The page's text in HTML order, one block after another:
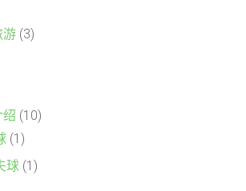
游 (3)
(10)
(1)
球 (1)